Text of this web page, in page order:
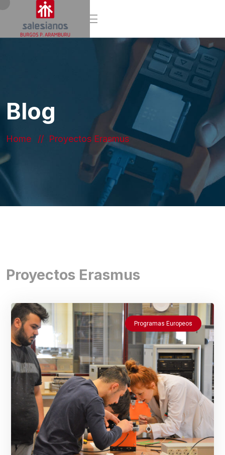
Blog
Home Proyectos Erasmus
Proyectos Erasmus
Programas Europeos